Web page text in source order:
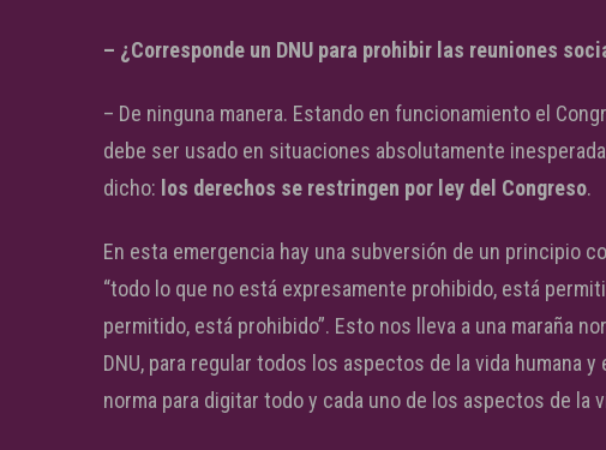
– ¿Corresponde un DNU para prohibir las reuniones
– De ninguna manera. Estando en funcionamiento el
debe ser usado en situaciones absolutamente
dicho: los derechos se restringen por ley del Congreso.
En esta emergencia hay una subversión de un principio
“todo lo que no está expresamente prohibido, está
permitido, está prohibido”. Esto nos lleva a una maraña
DNU, para regular todos los aspectos de la vida humana
norma para digitar todo y cada uno de los aspectos de la